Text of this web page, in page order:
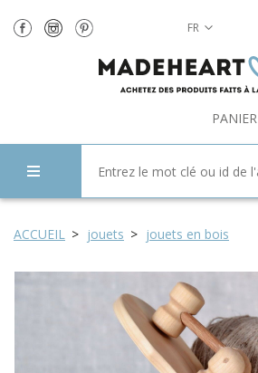
FR
PANIER
ACCUEIL jouets jouets en bois